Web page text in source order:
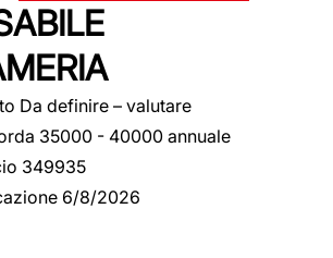
Da definire – valutare
35000 - 40000 annuale
349935
6/8/2026